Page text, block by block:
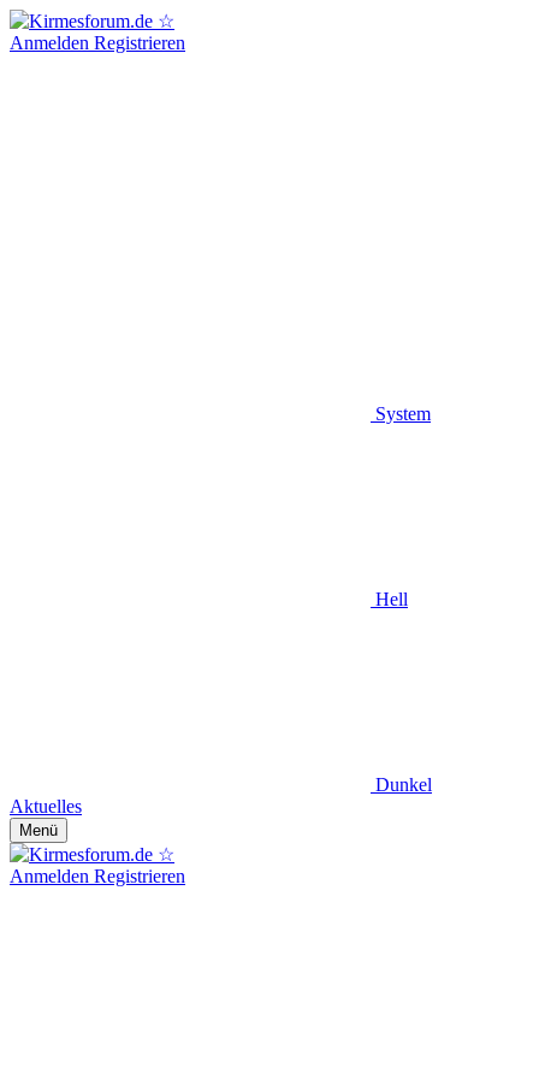
Anmelden Registrieren
System
Hell
Dunkel
Aktuelles
Menü
Anmelden Registrieren